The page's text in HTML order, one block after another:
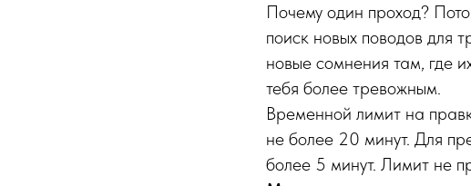
Почему один проход?
поиск новых поводов для
новые сомнения там, где
тебя более тревожным.
Временной лимит на
не более 20 минут. Для
более 5 минут. Лимит не